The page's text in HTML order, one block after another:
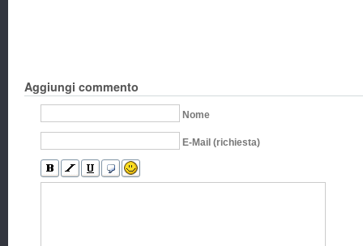
Aggiungi commento
Nome
E-Mail (richiesta)